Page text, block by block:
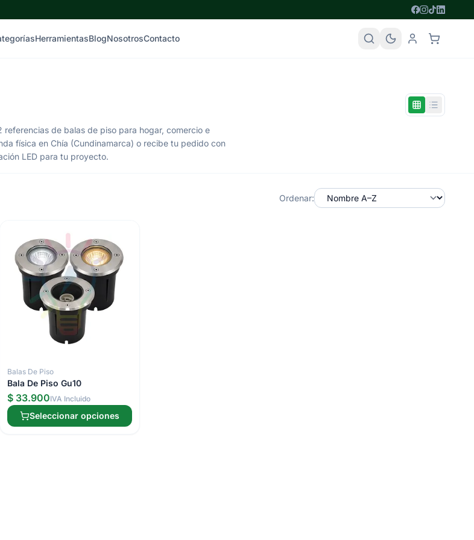
HerramientasBlogNosotrosContacto
referencias de balas de piso para hogar, comercio e
física en Chía (Cundinamarca) o recibe tu pedido con
LED para tu proyecto.
Ordenar:
Balas De Piso
Bala De Piso Gu10
$ 33.900IVA Incluido
Seleccionar opciones